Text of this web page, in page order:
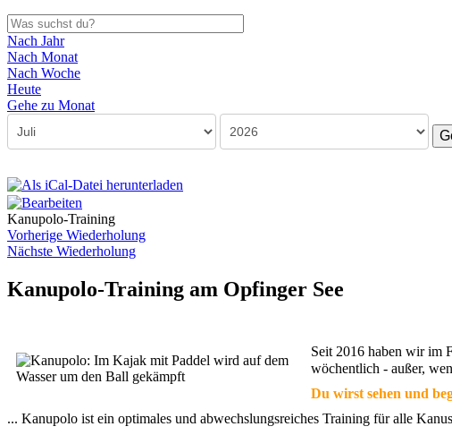
Nach Jahr
Nach Monat
Nach Woche
Heute
Gehe zu Monat
Kanupolo-Training
Vorherige Wiederholung
Nächste Wiederholung
Kanupolo-Training am Opfinger See
Seit 2016 haben wir im
wöchentlich - außer,
Du wirst sehen und
... Kanupolo ist ein optimales und abwechslungsreiches Training für alle